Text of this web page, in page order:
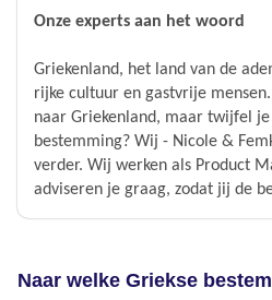
Onze experts aan het woord
Griekenland, het land van de
rijke cultuur en gastvrije
naar Griekenland, maar twijfel
bestemming? Wij - Nicole &
verder. Wij werken als Product
adviseren je graag, zodat jij de
Naar welke Griekse